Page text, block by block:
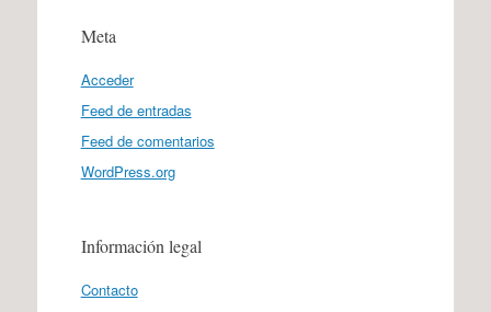
Meta
Acceder
Feed de entradas
Feed de comentarios
WordPress.org
Información legal
Contacto